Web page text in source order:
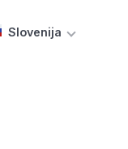
Slovenija